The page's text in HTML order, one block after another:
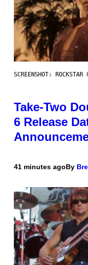
SCREENSHOT: ROCKSTAR
Take-Two
6 Release
41 minutes agoBy